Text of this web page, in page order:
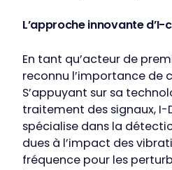
L’approche innovante d’I-
En tant qu’acteur de
reconnu l’importance de
S’appuyant sur sa
traitement des signaux, I-
spécialise dans la
dues à l’impact des
fréquence pour les